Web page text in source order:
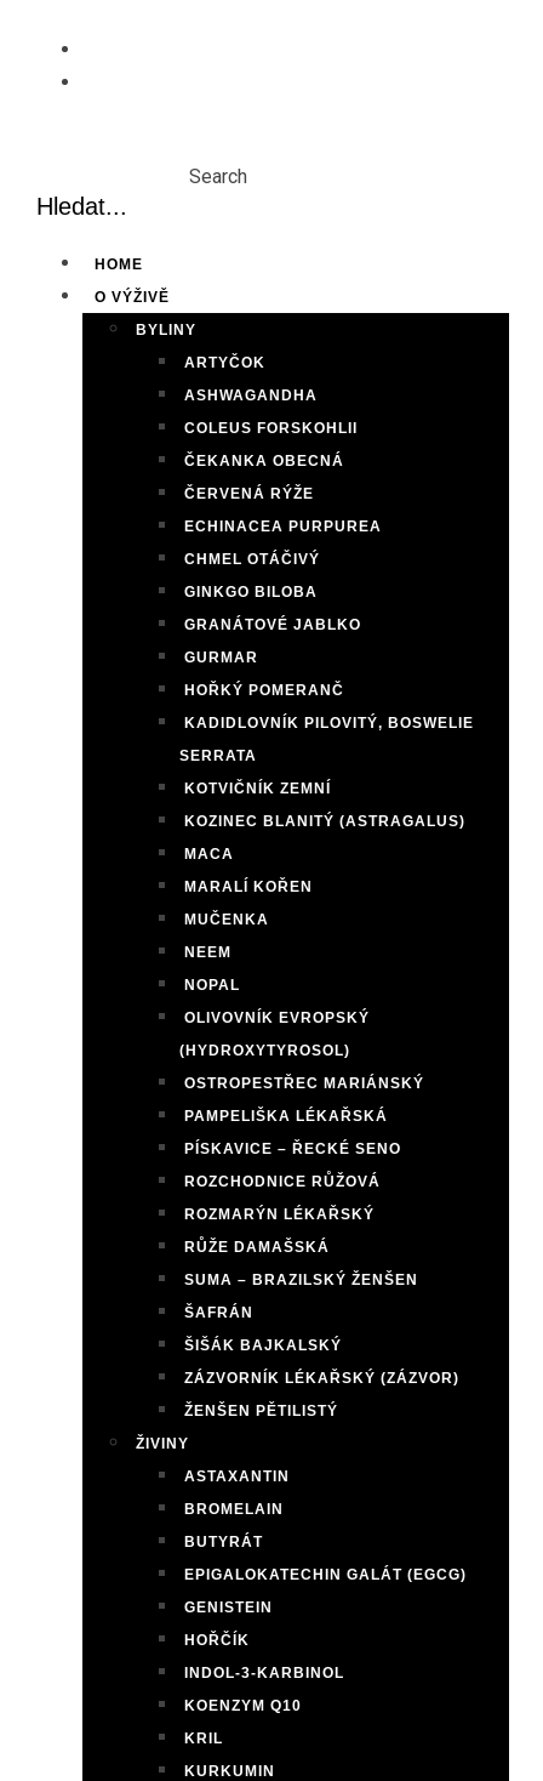
content
Search
HOME
O VÝŽIVĚ
BYLINY
ARTYČOK
ASHWAGANDHA
COLEUS FORSKOHLII
ČEKANKA OBECNÁ
ČERVENÁ RÝŽE
ECHINACEA PURPUREA
CHMEL OTÁČIVÝ
GINKGO BILOBA
GRANÁTOVÉ JABLKO
GURMAR
HOŘKÝ POMERANČ
KADIDLOVNÍK PILOVITÝ, BOSWELIE
SERRATA
KOTVIČNÍK ZEMNÍ
KOZINEC BLANITÝ (ASTRAGALUS)
MACA
MARALÍ KOŘEN
MUČENKA
NEEM
NOPAL
OLIVOVNÍK EVROPSKÝ
(HYDROXYTYROSOL)
OSTROPESTŘEC MARIÁNSKÝ
PAMPELIŠKA LÉKAŘSKÁ
PÍSKAVICE – ŘECKÉ SENO
ROZCHODNICE RŮŽOVÁ
ROZMARÝN LÉKAŘSKÝ
RŮŽE DAMAŠSKÁ
SUMA – BRAZILSKÝ ŽENŠEN
ŠAFRÁN
ŠIŠÁK BAJKALSKÝ
ZÁZVORNÍK LÉKAŘSKÝ (ZÁZVOR)
ŽENŠEN PĚTILISTÝ
ŽIVINY
ASTAXANTIN
BROMELAIN
BUTYRÁT
EPIGALOKATECHIN GALÁT (EGCG)
GENISTEIN
HOŘČÍK
INDOL-3-KARBINOL
KOENZYM Q10
KRIL
KURKUMIN